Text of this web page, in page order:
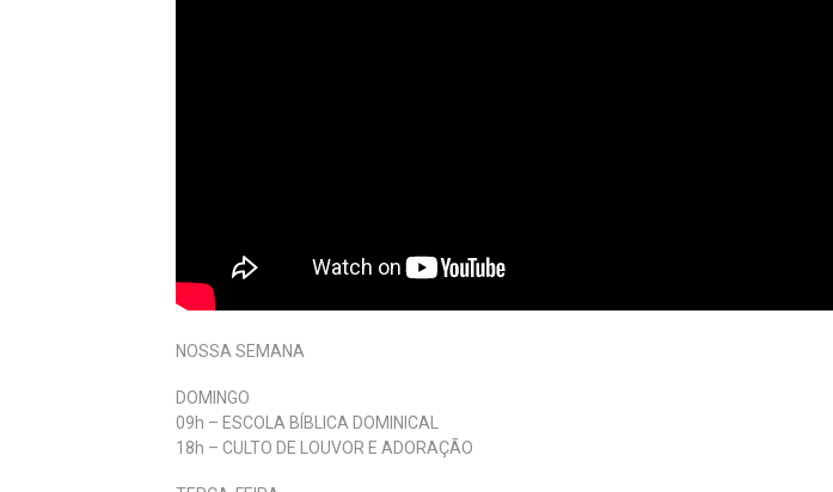
NOSSA SEMANA
DOMINGO
09h – ESCOLA BÍBLICA DOMINICAL
18h – CULTO DE LOUVOR E ADORAÇÃO